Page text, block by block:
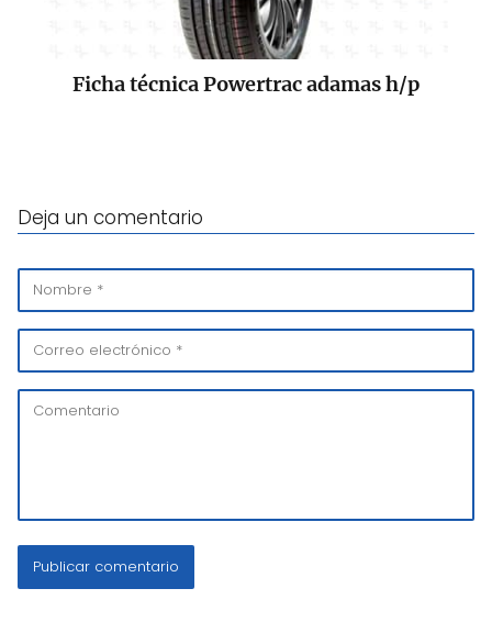
Ficha técnica Powertrac adamas h/p
Deja un comentario